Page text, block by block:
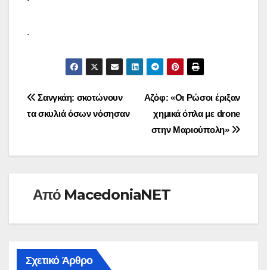
.
Πλοήγηση
Αζόφ: «Οι Ρώσοι έριξαν
χημικά όπλα με drone
στην Μαριούπολη»
Σανγκάη: σκοτώνουν
τα σκυλιά όσων νόσησαν
Από MacedoniaNET
Σχετικό Άρθρο